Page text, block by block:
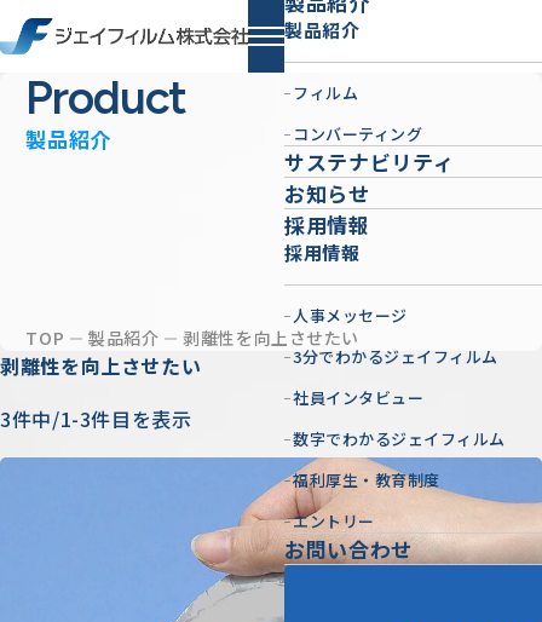
製品紹介
フィルム
コンバーティング
サステナビリティ
お知らせ
採用情報
採用情報
人事メッセージ
3分でわかるジェイフィルム
社員インタビュー
数字でわかるジェイフィルム
福利厚生・教育制度
エントリー
お問い合わせ
Product
製品紹介
TOP 製品紹介 剥離性を向上させたい
剥離性を向上させたい
3件中/1-3件目を表示